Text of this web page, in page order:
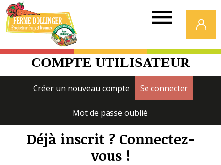
COMPTE UTILISATEUR
Onglets
principaux
Créer un nouveau compte Se connecter(onglet
Mot de passe oublié
Déjà inscrit ? Connectez-
vous !